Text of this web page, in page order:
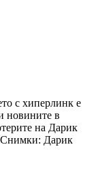
с хиперлинк е
новините в
на Дарик
Снимки: Дарик